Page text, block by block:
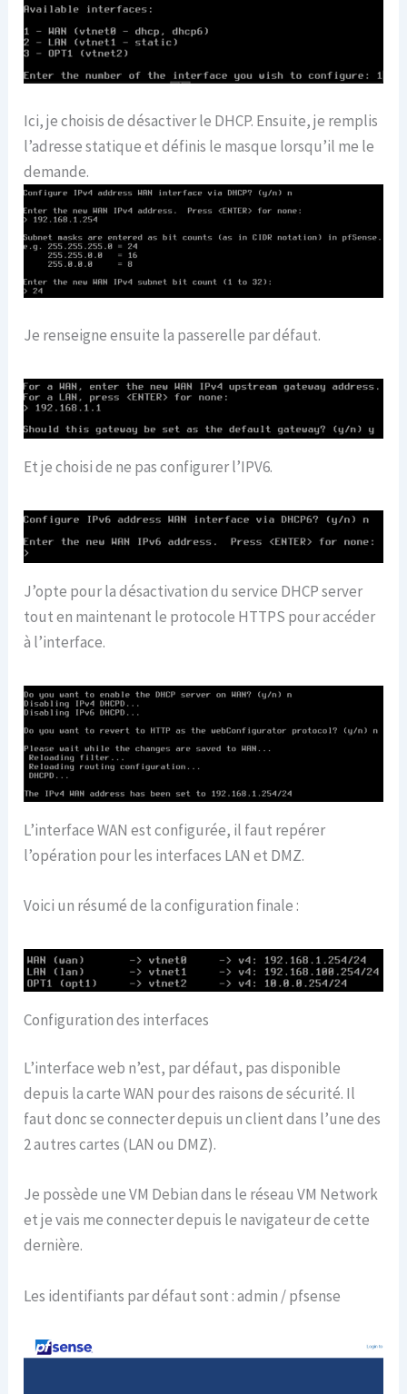
Ici, je choisis de désactiver le DHCP. Ensuite, je remplis
l’adresse statique et définis le masque lorsqu’il me le
demande.
Je renseigne ensuite la passerelle par défaut.
Et je choisi de ne pas configurer l’IPV6.
J’opte pour la désactivation du service DHCP server
tout en maintenant le protocole HTTPS pour accéder
à l’interface.
L’interface WAN est configurée, il faut repérer
l’opération pour les interfaces LAN et DMZ.
Voici un résumé de la configuration finale :
Configuration des interfaces
L’interface web n’est, par défaut, pas disponible
depuis la carte WAN pour des raisons de sécurité. Il
faut donc se connecter depuis un client dans l’une des
2 autres cartes (LAN ou DMZ).
Je possède une VM Debian dans le réseau VM Network
et je vais me connecter depuis le navigateur de cette
dernière.
Les identifiants par défaut sont : admin / pfsense